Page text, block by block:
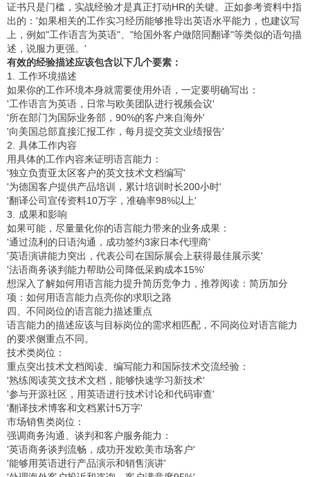
证书只是门槛，实战经验才是真正打动HR的关键。正如参考资料中指
出的：'如果相关的工作实习经历能够推导出英语水平能力，也建议写
上，例如"工作语言为英语"、"给国外客户做陪同翻译"等类似的语句描
述，说服力更强。'
有效的经验描述应该包含以下几个要素：
1. 工作环境描述
如果你的工作环境本身就需要使用外语，一定要明确写出：
'工作语言为英语，日常与欧美团队进行视频会议'
'所在部门为国际业务部，90%的客户来自海外'
'向美国总部直接汇报工作，每月提交英文业绩报告'
2. 具体工作内容
用具体的工作内容来证明语言能力：
'独立负责亚太区客户的英文技术文档编写'
'为德国客户提供产品培训，累计培训时长200小时'
'翻译公司宣传资料10万字，准确率98%以上'
3. 成果和影响
如果可能，尽量量化你的语言能力带来的业务成果：
'通过流利的日语沟通，成功签约3家日本代理商'
'英语演讲能力突出，代表公司在国际展会上获得最佳展示奖'
'法语商务谈判能力帮助公司降低采购成本15%'
想深入了解如何用语言能力提升简历竞争力，推荐阅读： 简历加分
项：如何用语言能力点亮你的求职之路
四、不同岗位的语言能力描述重点
语言能力的描述应该与目标岗位的需求相匹配，不同岗位对语言能力
的要求侧重点不同。
技术类岗位：
重点突出技术文档阅读、编写能力和国际技术交流经验：
'熟练阅读英文技术文档，能够快速学习新技术'
'参与开源社区，用英语进行技术讨论和代码审查'
'翻译技术博客和文档累计5万字'
市场销售类岗位：
强调商务沟通、谈判和客户服务能力：
'英语商务谈判流畅，成功开发欧美市场客户'
'能够用英语进行产品演示和销售演讲'